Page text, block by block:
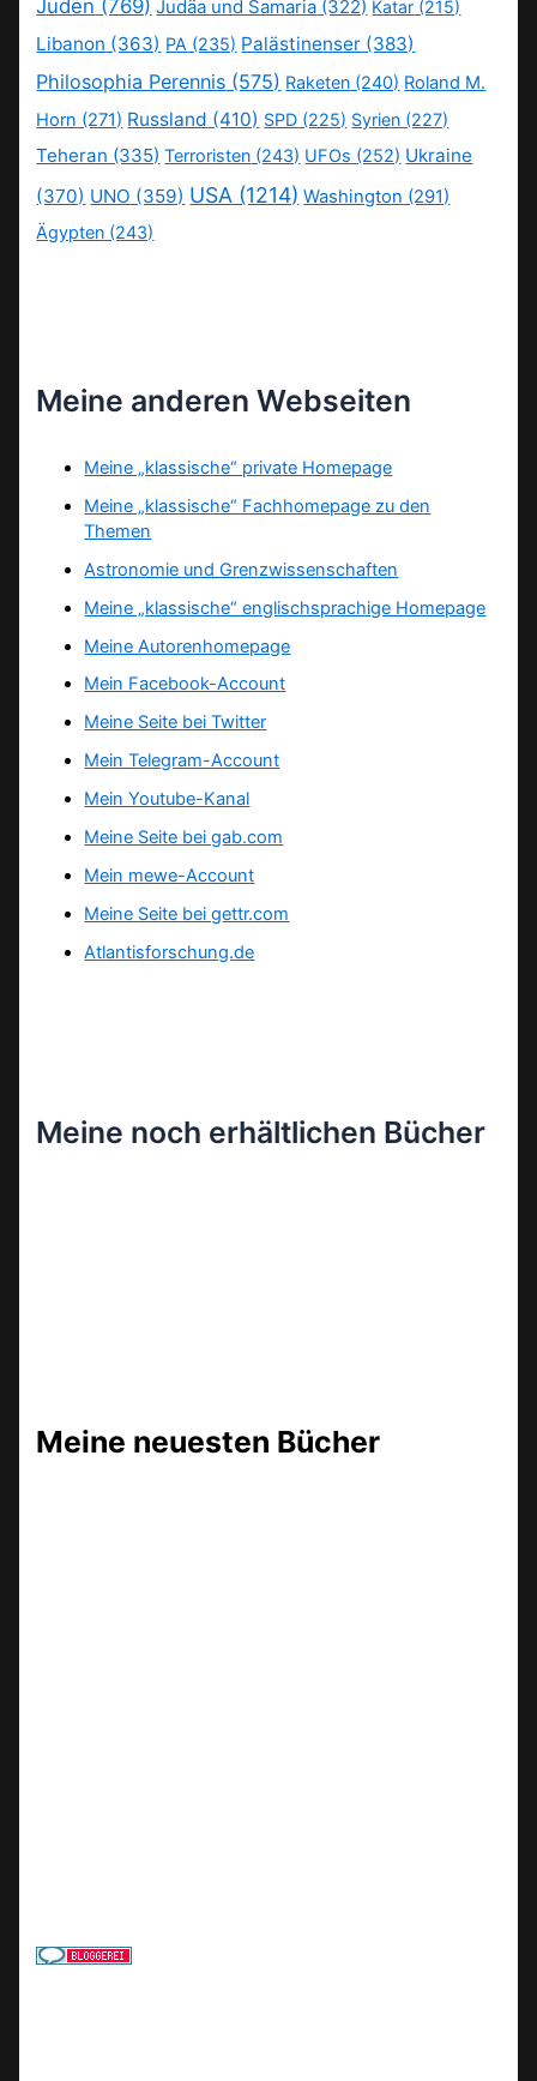
Juden (769) Judäa und Samaria (322) Katar (215)
Libanon (363) PA (235) Palästinenser (383)
Philosophia Perennis (575) Raketen (240) Roland M.
Horn (271) Russland (410) SPD (225) Syrien (227)
Teheran (335) Terroristen (243) UFOs (252) Ukraine
(370) UNO (359) USA (1214) Washington (291)
Ägypten (243)
Meine anderen Webseiten
Meine „klassische“ private Homepage
Meine „klassische“ Fachhomepage zu den
Themen
Astronomie und Grenzwissenschaften
Meine „klassische“ englischsprachige Homepage
Meine Autorenhomepage
Mein Facebook-Account
Meine Seite bei Twitter
Mein Telegram-Account
Mein Youtube-Kanal
Meine Seite bei gab.com
Mein mewe-Account
Meine Seite bei gettr.com
Atlantisforschung.de
Meine noch erhältlichen Bücher
Meine neuesten Bücher